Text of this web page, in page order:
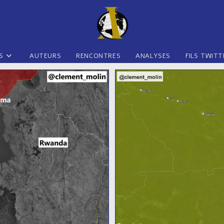
AUTEURS RENCONTRES ANALYSES FILS